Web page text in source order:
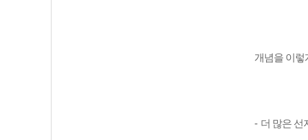
개념을 이렇
- 더 많은 선